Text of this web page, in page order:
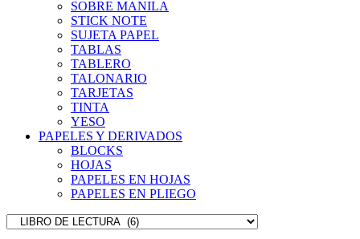
SOBRE MANILA
STICK NOTE
SUJETA PAPEL
TABLAS
TABLERO
TALONARIO
TARJETAS
TINTA
YESO
PAPELES Y DERIVADOS
BLOCKS
HOJAS
PAPELES EN HOJAS
PAPELES EN PLIEGO